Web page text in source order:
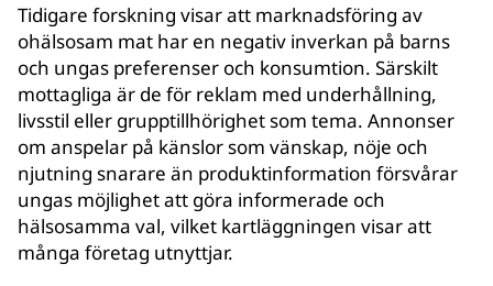
Tidigare forskning visar att marknadsföring av
ohälsosam mat har en negativ inverkan på barns
och ungas preferenser och konsumtion. Särskilt
mottagliga är de för reklam med underhållning,
livsstil eller grupptillhörighet som tema. Annonser
om anspelar på känslor som vänskap, nöje och
njutning snarare än produktinformation försvårar
ungas möjlighet att göra informerade och
hälsosamma val, vilket kartläggningen visar att
många företag utnyttjar.